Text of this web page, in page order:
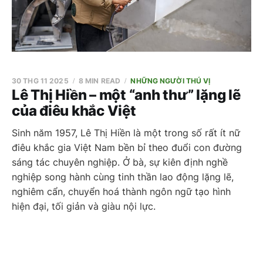
Lê Thị Hiền – một “anh thư” lặng lẽ
của điêu khắc Việt
30 THG 11 2025 8 MIN READ NHỮNG NGƯỜI THÚ VỊ
Sinh năm 1957, Lê Thị Hiền là một trong số rất ít nữ
điêu khắc gia Việt Nam bền bỉ theo đuổi con đường
sáng tác chuyên nghiệp. Ở bà, sự kiên định nghề
nghiệp song hành cùng tinh thần lao động lặng lẽ,
nghiêm cẩn, chuyển hoá thành ngôn ngữ tạo hình
hiện đại, tối giản và giàu nội lực.